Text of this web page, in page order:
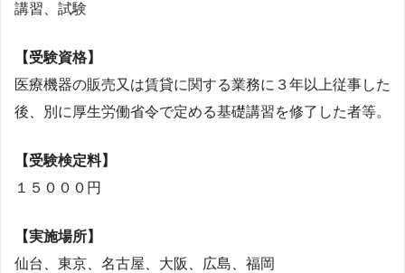
講習、試験
【受験資格】
医療機器の販売又は賃貸に関する業務に３年以上従事した
後、別に厚生労働省令で定める基礎講習を修了した者等。
【受験検定料】
１５０００円
【実施場所】
仙台、東京、名古屋、大阪、広島、福岡